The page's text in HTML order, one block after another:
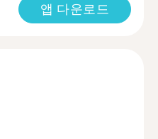
앱 다운로드